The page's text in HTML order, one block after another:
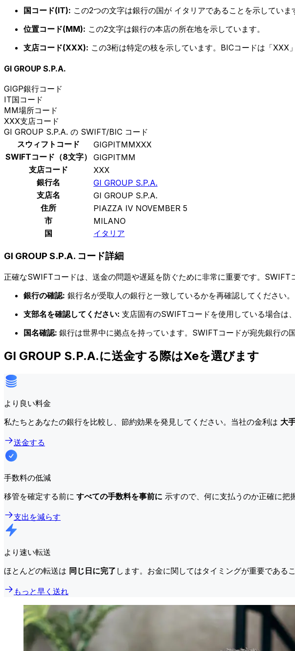
国コード(IT): この2つの文字は銀行の国が イタリアであることを示していま
位置コード(MM): この2文字は銀行の本店の所在地を示しています。
支店コード(XXX): この3桁は特定の枝を示しています。BICコードは「XXX
GI GROUP S.P.A.
GIGP銀行コード
IT国コード
MM場所コード
XXX支店コード
GI GROUP S.P.A. の SWIFT/BIC コード
スウィフトコード
GIGPITMMXXX
SWIFTコード（8文字）
GIGPITMM
支店コード
XXX
銀行名
GI GROUP S.P.A.
支店名
GI GROUP S.P.A.
住所
PIAZZA IV NOVEMBER 5
市
MILANO
国
イタリア
GI GROUP S.P.A. コード詳細
正確なSWIFTコードは、送金の問題や遅延を防ぐために非常に重要です。
銀行の確認: 銀行名が受取人の銀行と一致しているかを再確認してください。
支部名を確認してください: 支店固有のSWIFTコードを使用している場合は
国名確認: 銀行は世界中に拠点を持っています。SWIFTコードが宛先銀行の
GI GROUP S.P.A.に送金する際はXeを選びます
より良い料金
私たちとあなたの銀行を比較し、節約効果を発見してください。当社の金利は 大
送金する
手数料の低減
移管を確定する前に すべての手数料を事前に 示すので、何に支払うのか正確に把
支出を減らす
より速い転送
ほとんどの転送は 同じ日に完了 します。お金に関してはタイミングが重要である
もっと早く送れ